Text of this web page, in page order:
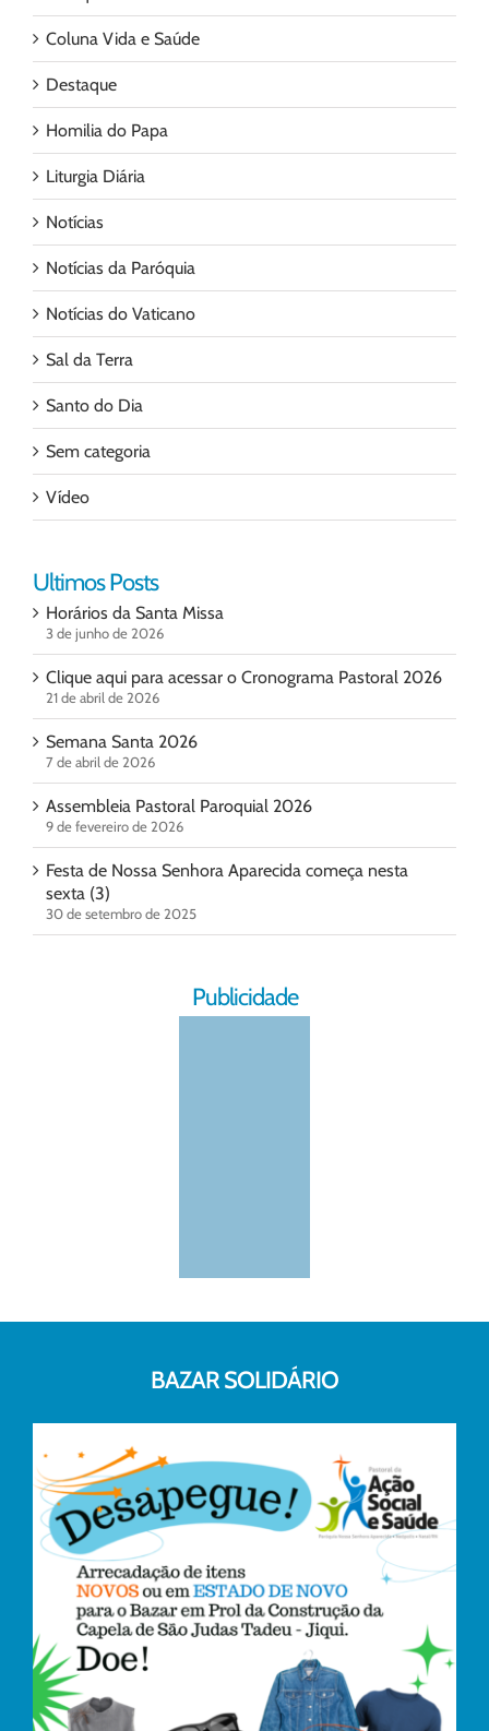
Coluna Vida e Saúde
Destaque
Homilia do Papa
Liturgia Diária
Notícias
Notícias da Paróquia
Notícias do Vaticano
Sal da Terra
Santo do Dia
Sem categoria
Vídeo
Ultimos Posts
Horários da Santa Missa
3 de junho de 2026
Clique aqui para acessar o Cronograma Pastoral 2026
21 de abril de 2026
Semana Santa 2026
7 de abril de 2026
Assembleia Pastoral Paroquial 2026
9 de fevereiro de 2026
Festa de Nossa Senhora Aparecida começa nesta
sexta (3)
30 de setembro de 2025
Publicidade
BAZAR SOLIDÁRIO